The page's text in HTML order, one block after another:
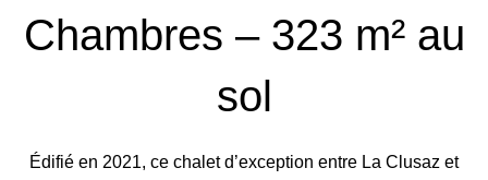
Chambres – 323 m² au
sol
Édifié en 2021, ce chalet d’exception entre La Clusaz et